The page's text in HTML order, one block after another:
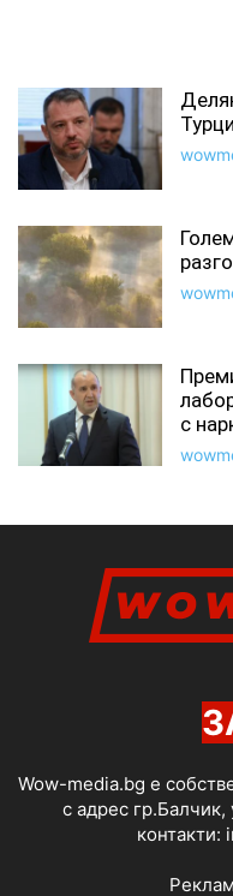
с
Wow-media.bg е
с адрес
контакти: